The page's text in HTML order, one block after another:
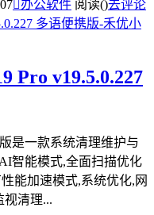
办公软件 阅读()去评论
Pro v19.5.0.227
版是一款系统清理维护与
智能模式,全面扫描优化
能加速模式,系统优化,网
视清理...